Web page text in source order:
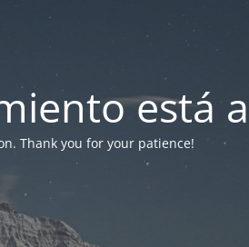
está
Thank you for your patience!